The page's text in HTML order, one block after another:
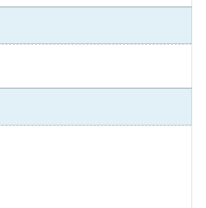
お問い合わせはこちら